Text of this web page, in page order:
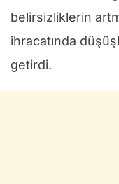
belirsizliklerin
ihracatında
getirdi.